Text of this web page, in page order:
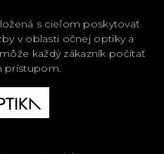
s cieľom poskytovať
v oblasti očnej optiky a
každý zákazník počítať
prístupom.